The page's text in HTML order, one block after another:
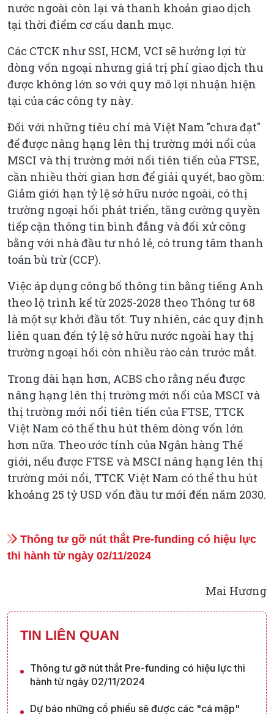
nước ngoài còn lại và thanh khoản giao dịch
tại thời điểm cơ cấu danh mục.
Các CTCK như SSI, HCM, VCI sẽ hưởng lợi từ
dòng vốn ngoại nhưng giá trị phí giao dịch thu
được không lớn so với quy mô lợi nhuận hiện
tại của các công ty này.
Đối với những tiêu chí mà Việt Nam "chưa đạt"
để được nâng hạng lên thị trường mới nổi của
MSCI và thị trường mới nổi tiên tiến của FTSE,
cần nhiều thời gian hơn để giải quyết, bao gồm:
Giảm giới hạn tỷ lệ sở hữu nước ngoài, có thị
trường ngoại hối phát triển, tăng cường quyền
tiếp cận thông tin bình đẳng và đối xử công
bằng với nhà đầu tư nhỏ lẻ, có trung tâm thanh
toán bù trừ (CCP).
Việc áp dụng công bố thông tin bằng tiếng Anh
theo lộ trình kể từ 2025-2028 theo Thông tư 68
là một sự khởi đầu tốt. Tuy nhiên, các quy định
liên quan đến tỷ lệ sở hữu nước ngoài hay thị
trường ngoại hối còn nhiều rào cản trước mắt.
Trong dài hạn hơn, ACBS cho rằng nếu được
nâng hạng lên thị trường mới nổi của MSCI và
thị trường mới nổi tiên tiến của FTSE, TTCK
Việt Nam có thể thu hút thêm dòng vốn lớn
hơn nữa. Theo ước tính của Ngân hàng Thế
giới, nếu được FTSE và MSCI nâng hạng lên thị
trường mới nổi, TTCK Việt Nam có thể thu hút
khoảng 25 tỷ USD vốn đầu tư mới đến năm 2030.
Thông tư gỡ nút thắt Pre-funding có hiệu lực
thi hành từ ngày 02/11/2024
Mai Hương
TIN LIÊN QUAN
Thông tư gỡ nút thắt Pre-funding có hiệu lực thi
hành từ ngày 02/11/2024
Dự báo những cổ phiếu sẽ được các "cá mập"